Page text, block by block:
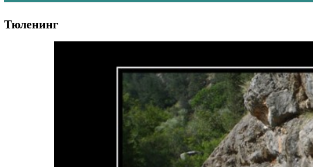
Тюленинг